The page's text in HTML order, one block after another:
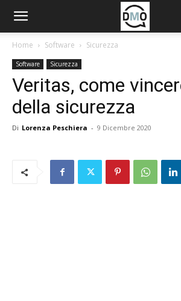
Home Software Sicurezza
Software Sicurezza
Veritas, come
della sicurezza
Di Lorenza Peschiera - 9 Dicembre 2020